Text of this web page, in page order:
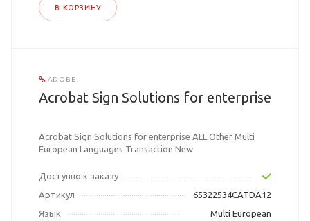
В КОРЗИНУ
ADOBE
Acrobat Sign Solutions for enterprise
Acrobat Sign Solutions for enterprise ALL Other Multi
European Languages Transaction New
Доступно к заказу
Артикул
65322534CATDA12
Язык
Multi European